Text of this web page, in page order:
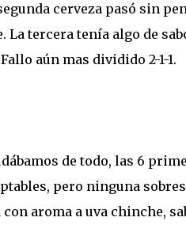
cerveza pasó sin
La tercera tenía algo de
aún mas dividido 2-1-1.
de todo, las 6
pero ninguna
con aroma a uva chinche,